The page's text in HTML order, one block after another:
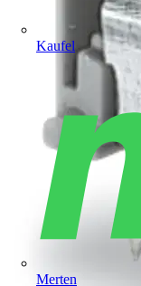
Kaufel
Merten